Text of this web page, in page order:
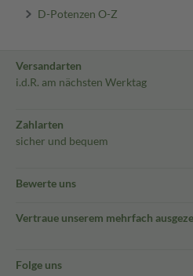
D-Potenzen O-Z
Versandarten
i.d.R. am nächsten Werktag
Zahlarten
sicher und bequem
Bewerte uns
Vertraue unserem mehrfach
Folge uns